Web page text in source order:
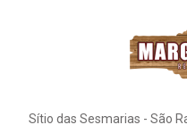
Sítio das Sesmarias - São